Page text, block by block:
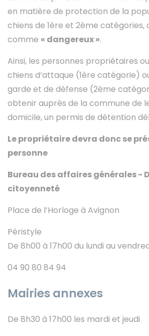
en matière de protection de la
chiens de 1ère et 2ème catégories,
comme « dangereux ».
Ainsi, les personnes propriétaires
chiens d’attaque (1ère catégorie)
garde et de défense (2ème
obtenir auprès de la commune de
domicile, un permis de détention
Le propriétaire devra donc se
personne
Bureau des affaires générales -
citoyenneté
Place de l’Horloge à Avignon
Péristyle
De 8h00 à 17h00 du lundi au
04 90 80 84 94
Mairies annexes
De 8h30 à 17h00 les mardi et jeudi